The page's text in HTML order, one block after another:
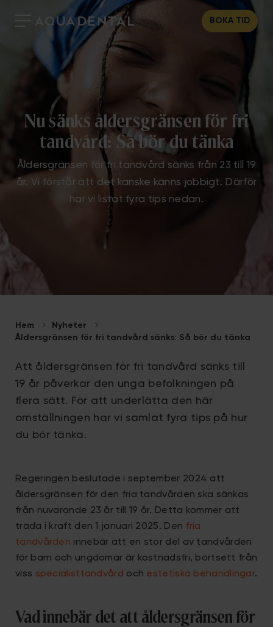
BOKA TID
Nu sänks åldersgränsen för fri
tandvård: Så bör du tänka
Åldersgränsen för fri tandvård sänks från 23 till 19
år. Vi förstår att det kanske känns jobbigt. Därför
har vi listat fyra tips nedan.
Hem
Nyheter
Åldersgränsen för fri tandvård sänks: Så bör du tänka
Att åldersgränsen för fri tandvård sänks till
19 år påverkar den unga befolkningen på
flera sätt. För att underlätta den här
omställningen har vi samlat fyra tips på hur
du bör tänka.
Regeringen beslutade i september 2024 att
åldersgränsen för den fria tandvården ska sänkas
från nuvarande 23 år till 19 år. Detta kommer att
träda i kraft den 1 januari 2025. Den fria
tandvården innebär att en stor del av tandvården
för barn och ungdomar är kostnadsfri, bortsett från
viss specialisttandvård och estetiska behandlingar.
Vad innebär det att åldersgränsen för